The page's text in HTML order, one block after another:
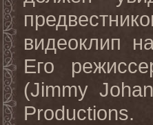
видеоклип
Его
(Jimmy
Productions.